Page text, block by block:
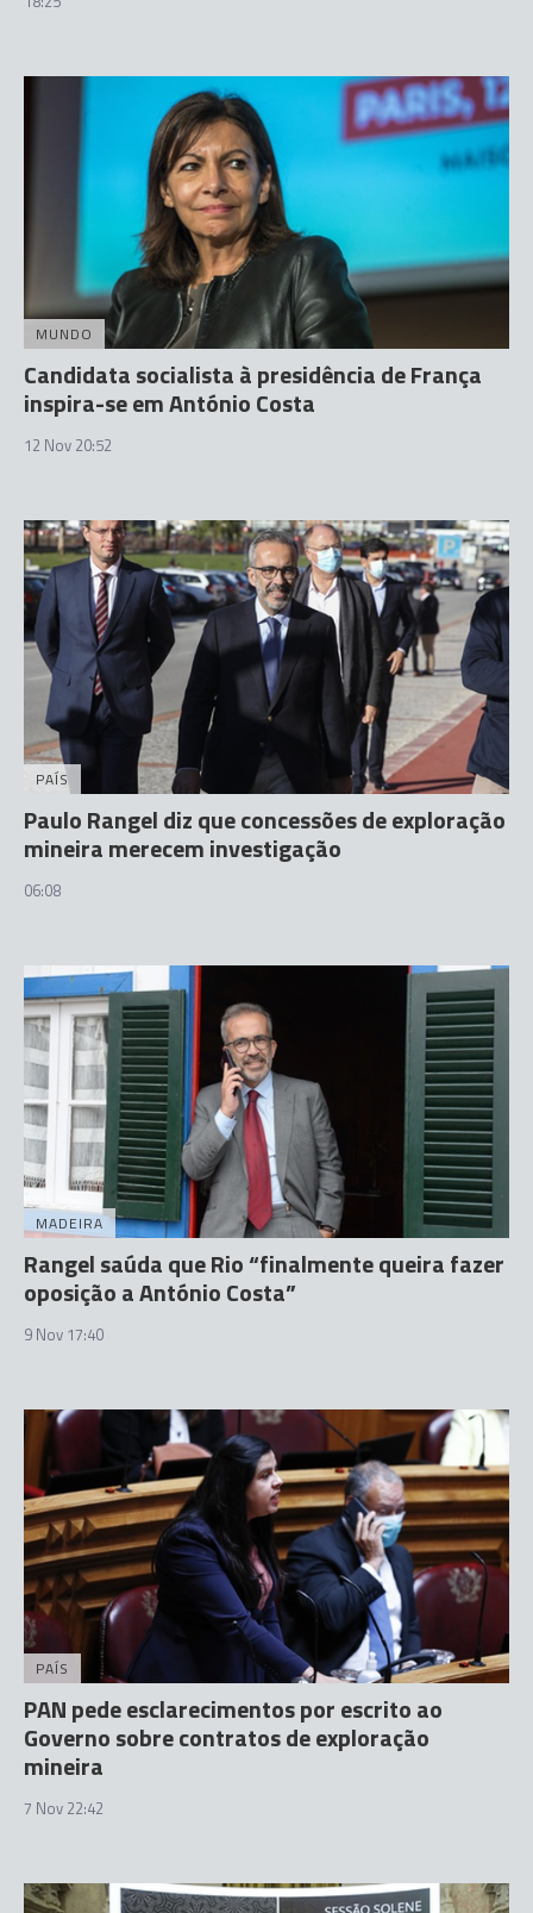
MUNDO
Candidata socialista à presidência de França
inspira-se em António Costa
12 Nov 20:52
PAÍS
Paulo Rangel diz que concessões de exploração
mineira merecem investigação
06:08
MADEIRA
Rangel saúda que Rio “finalmente queira fazer
oposição a António Costa”
9 Nov 17:40
PAÍS
PAN pede esclarecimentos por escrito ao
Governo sobre contratos de exploração
mineira
7 Nov 22:42